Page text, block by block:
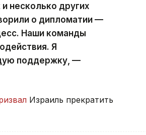
несколько других
о дипломатии —
Наши команды
Я
поддержку, —
Израиль прекратить